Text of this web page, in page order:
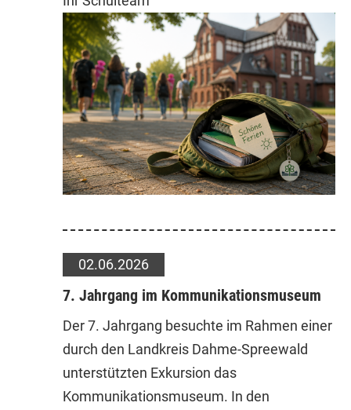
02.06.2026
7. Jahrgang im Kommunikationsmuseum
Der 7. Jahrgang besuchte im Rahmen einer
durch den Landkreis Dahme-Spreewald
unterstützten Exkursion das
Kommunikationsmuseum. In den